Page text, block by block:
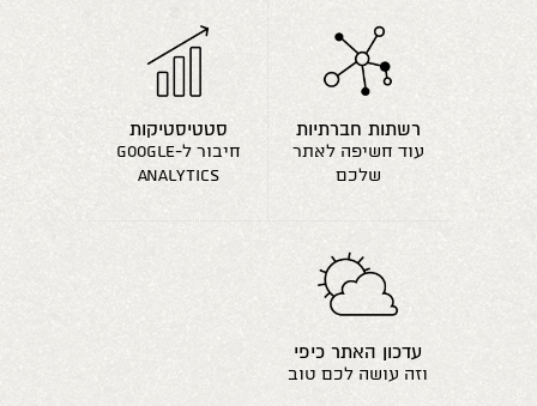
רשתות חברתיות
עוד חשיפה לאתר
שלכם
סטטיסטיקות
חיבור ל-google
analytics
עדכון האתר כיפי
וזה עושה לכם טוב